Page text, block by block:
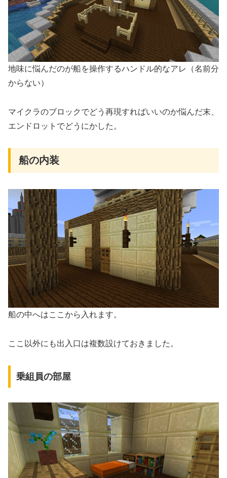
地味に悩んだのが船を操作するハンドル的なアレ（名前分
からない）
マイクラのブロックでどう再現すればいいのか悩んだ末、
エンドロットでどうにかした。
船の内装
船の中へはここから入れます。
ここ以外にも出入口は複数設けておきました。
乗組員の部屋